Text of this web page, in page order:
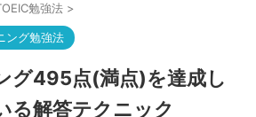
勉強法 >
ング勉強法
グ495点(満点)を達成し
る解答テクニック